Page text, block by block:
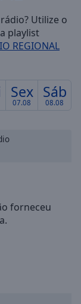
Utilize o
playlist
REGIONAL
Sex
07.08
Sáb
08.08
forneceu